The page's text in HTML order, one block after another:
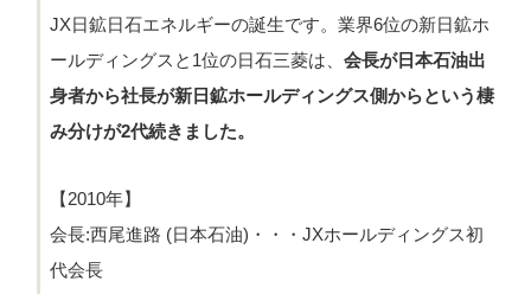
JX日鉱日石エネルギーの誕生です。業界6位の新日鉱ホ
ールディングスと1位の日石三菱は、 会長が日本石油出
身者から社長が新日鉱ホールディングス側からという棲
み分けが2代続きました。
【2010年】
会長:西尾進路 (日本石油)・・・JXホールディングス初
代会長